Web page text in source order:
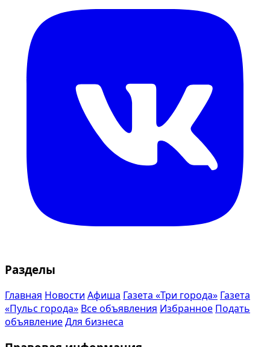
Разделы
Главная Новости Афиша Газета «Три города» Газета
«Пульс города» Все объявления Избранное Подать
объявлениеДля бизнеса